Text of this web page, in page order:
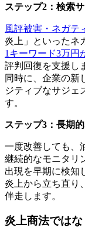
ステップ2：検索
風評被害・ネガテ
炎上」といったネ
1キーワード3万円
評判回復を支援し
同時に、企業の新
ジティブなサジェ
す。
ステップ3：長期
一度改善しても、
継続的なモニタリ
出現を早期に検知
炎上から立ち直り
伴走します。
炎上商法では